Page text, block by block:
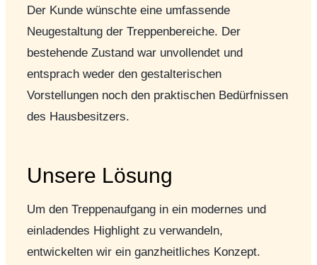
Der Kunde wünschte eine umfassende
Neugestaltung der Treppenbereiche. Der
bestehende Zustand war unvollendet und
entsprach weder den gestalterischen
Vorstellungen noch den praktischen Bedürfnissen
des Hausbesitzers.
Unsere Lösung
Um den Treppenaufgang in ein modernes und
einladendes Highlight zu verwandeln,
entwickelten wir ein ganzheitliches Konzept.